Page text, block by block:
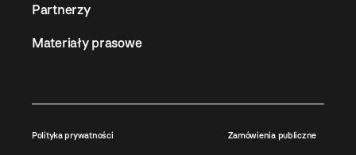
Partnerzy
Materiały prasowe
Polityka prywatności Zamówienia publiczne